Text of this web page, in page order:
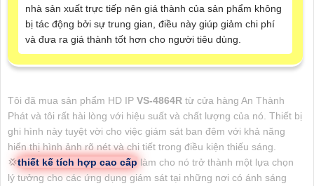
nhà sản xuất trực tiếp nên giá thành của sản phẩm không
bị tác động bởi sự trung gian, điều này giúp giảm chi phí
và đưa ra giá thành tốt hơn cho người tiêu dùng.
Tôi đã mua sản phẩm HD IP VS-4864R từ cửa hàng An Thành
Phát và tôi rất hài lòng với hiệu suất và chất lượng của nó. Thiết bị
ghi hình này tuyệt vời cho việc giám sát ban đêm với khả năng
hiển thị hình ảnh rõ nét và chi tiết trong điều kiện thiếu sáng.
💢thiết kế tích hợp cao cấp làm cho nó trở thành một lựa chọn
lý tưởng cho các ứng dụng giám sát tại những nơi có ánh sáng